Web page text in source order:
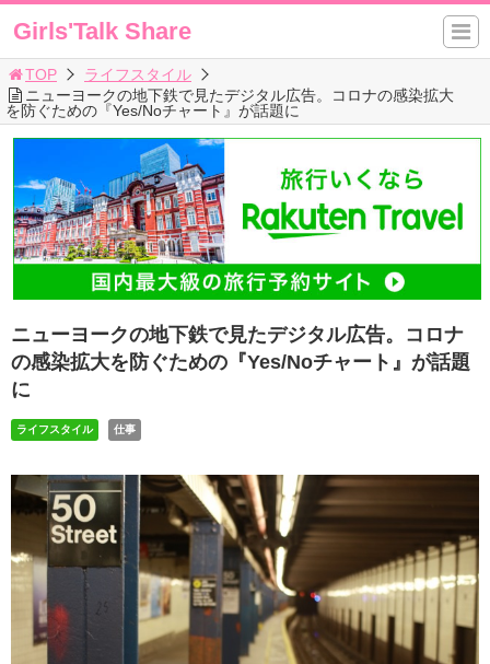
Girls'Talk Share
TOP
ライフスタイル
ニューヨークの地下鉄で見たデジタル広告。コロナの感染拡大
を防ぐための『Yes/Noチャート』が話題に
ニューヨークの地下鉄で見たデジタル広告。コロナ
の感染拡大を防ぐための『Yes/Noチャート』が話題
に
ライフスタイル 仕事